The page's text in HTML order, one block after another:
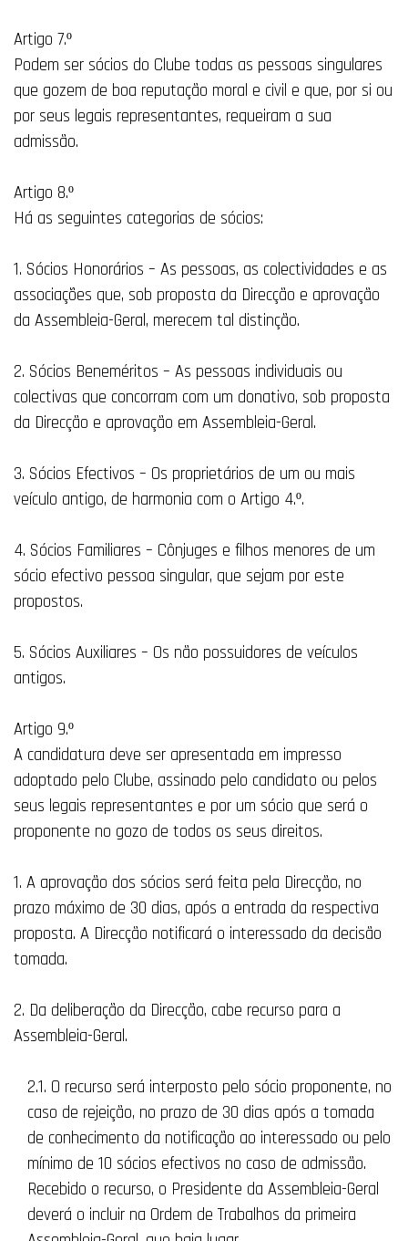
Artigo 7.º
Podem ser sócios do Clube todas as pessoas singulares
que gozem de boa reputação moral e civil e que, por si ou
por seus legais representantes, requeiram a sua
admissão.
Artigo 8.º
Há as seguintes categorias de sócios:
1. Sócios Honorários – As pessoas, as colectividades e as
associações que, sob proposta da Direcção e aprovação
da Assembleia-Geral, merecem tal distinção.
2. Sócios Beneméritos – As pessoas individuais ou
colectivas que concorram com um donativo, sob proposta
da Direcção e aprovação em Assembleia-Geral.
3. Sócios Efectivos – Os proprietários de um ou mais
veículo antigo, de harmonia com o Artigo 4.º.
4. Sócios Familiares – Cônjuges e filhos menores de um
sócio efectivo pessoa singular, que sejam por este
propostos.
5. Sócios Auxiliares – Os não possuidores de veículos
antigos.
Artigo 9.º
A candidatura deve ser apresentada em impresso
adoptado pelo Clube, assinado pelo candidato ou pelos
seus legais representantes e por um sócio que será o
proponente no gozo de todos os seus direitos.
1. A aprovação dos sócios será feita pela Direcção, no
prazo máximo de 30 dias, após a entrada da respectiva
proposta. A Direcção notificará o interessado da decisão
tomada.
2. Da deliberação da Direcção, cabe recurso para a
Assembleia-Geral.
2.1. O recurso será interposto pelo sócio proponente, no
caso de rejeição, no prazo de 30 dias após a tomada
de conhecimento da notificação ao interessado ou pelo
mínimo de 10 sócios efectivos no caso de admissão.
Recebido o recurso, o Presidente da Assembleia-Geral
deverá o incluir na Ordem de Trabalhos da primeira